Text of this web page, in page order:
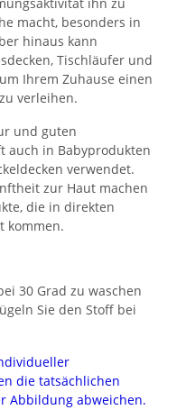
macht, besonders in
hinaus kann
Tischläufer und
Ihrem Zuhause einen
verleihen.
und guten
auch in Babyprodukten
verwendet.
zur Haut machen
die in direkten
kommen.
30 Grad zu waschen
Sie den Stoff bei
die tatsächlichen
Abbildung abweichen.